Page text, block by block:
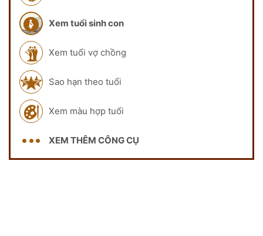
Xem tuổi sinh con
Xem tuổi vợ chồng
Sao hạn theo tuổi
Xem màu hợp tuổi
XEM THÊM CÔNG CỤ